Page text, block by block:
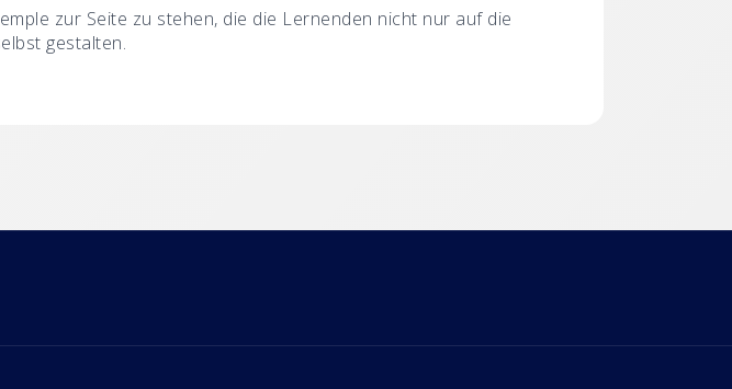
zur Seite zu stehen, die die Lernenden nicht nur auf die
gestalten.